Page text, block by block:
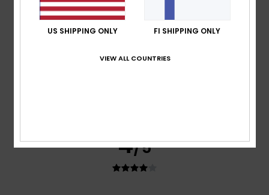
Size
Material
4.0
4/5
US SHIPPING ONLY FI SHIPPING ONLY
VIEW ALL COUNTRIES